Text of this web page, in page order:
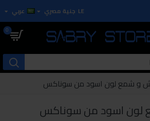
LE جنية مصري عربي
0
و شمع لون اسود من سوناكس
لون اسود من سوناكس